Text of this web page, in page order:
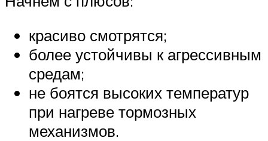
красиво смотрятся;
более устойчивы к агрессивным
средам;
не боятся высоких температур
при нагреве тормозных
механизмов.